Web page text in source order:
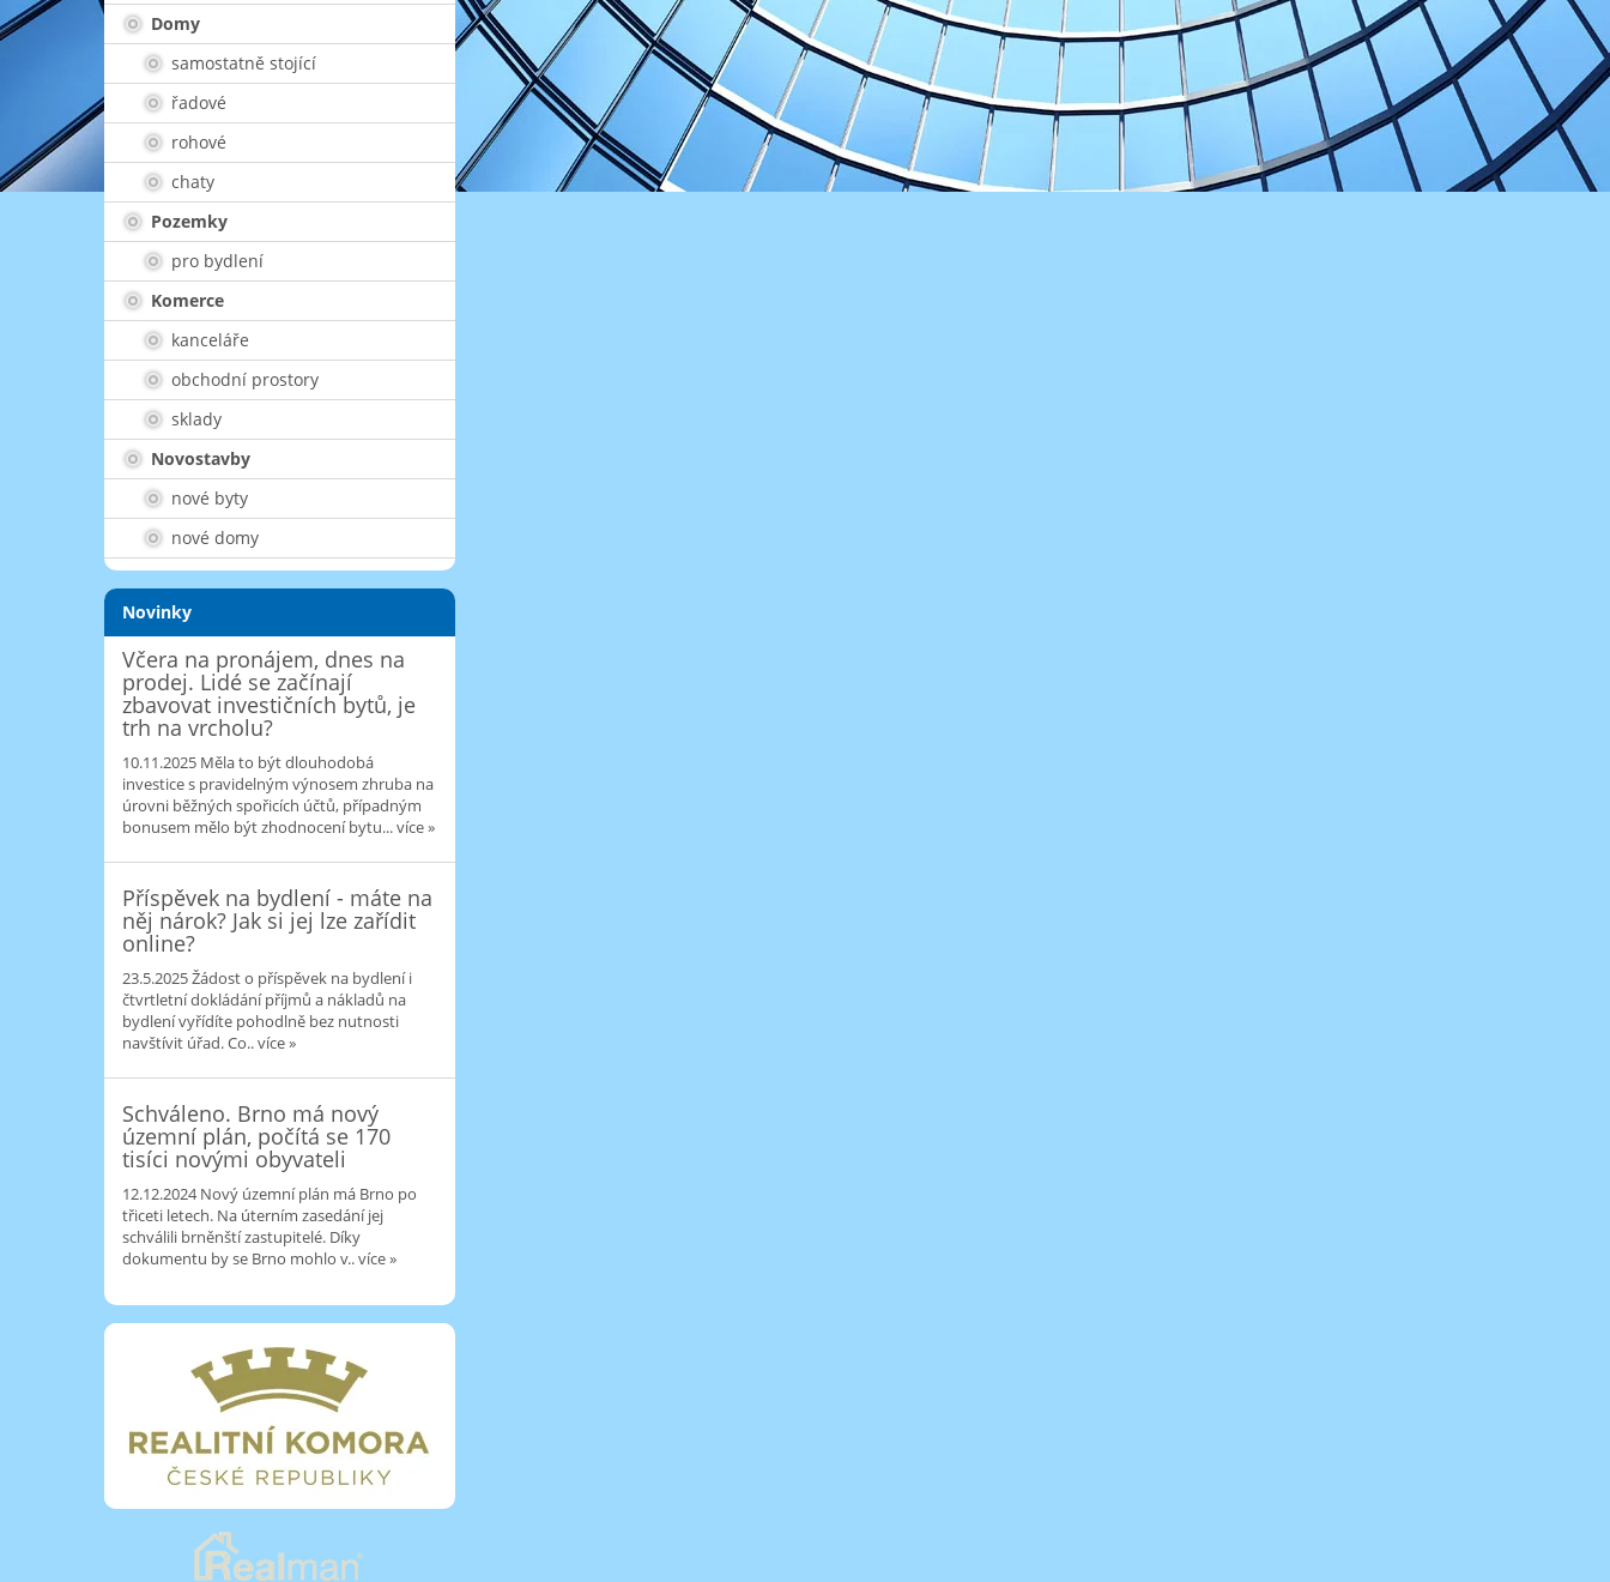
Domy
samostatně stojící
řadové
rohové
chaty
Pozemky
pro bydlení
Komerce
kanceláře
obchodní prostory
sklady
Novostavby
nové byty
nové domy
Novinky
Včera na pronájem, dnes na
prodej. Lidé se začínají
zbavovat investičních bytů, je
trh na vrcholu?
10.11.2025 Měla to být dlouhodobá
investice s pravidelným výnosem zhruba na
úrovni běžných spořicích účtů, případným
bonusem mělo být zhodnocení bytu...více »
Příspěvek na bydlení - máte na
něj nárok? Jak si jej lze zařídit
online?
23.5.2025Žádost o příspěvek na bydlení i
čtvrtletní dokládání příjmů a nákladů na
bydlení vyřídíte pohodlně bez nutnosti
navštívit úřad. Co..více »
Schváleno. Brno má nový
územní plán, počítá se 170
tisíci novými obyvateli
12.12.2024Nový územní plán má Brno po
třiceti letech. Na úterním zasedání jej
schválili brněnští zastupitelé. Díky
dokumentu by se Brno mohlo v..více »